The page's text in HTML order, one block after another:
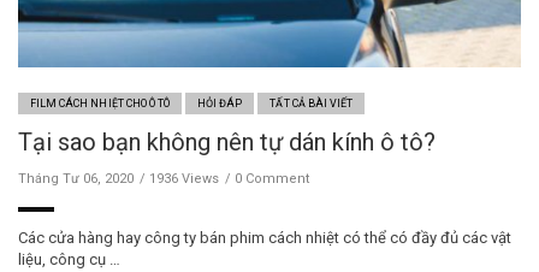
FILM CÁCH NHIỆT CHO Ô TÔ HỎI ĐÁP TẤT CẢ BÀI VIẾT
Tại sao bạn không nên tự dán kính ô tô?
Tháng Tư 06, 2020 1936 Views 0 Comment
Các cửa hàng hay công ty bán phim cách nhiệt có thể có đầy đủ các vật
liệu, công cụ …